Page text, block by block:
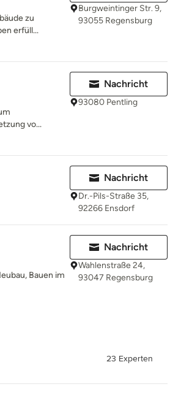
zu
erfüll...
Burgweintinger Str. 9,
93055 Regensburg
vo...
Nachricht
93080 Pentling
Nachricht
Dr.-Pils-Straße 35,
92266 Ensdorf
Bauen im
Nachricht
Wahlenstraße 24,
93047 Regensburg
23 Experten